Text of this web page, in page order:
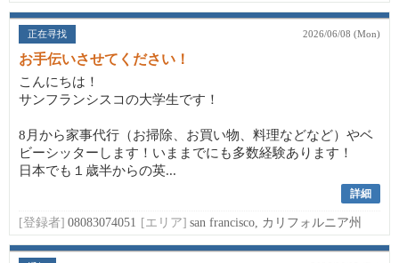
正在寻找 2026/06/08 (Mon)
お手伝いさせてください！
こんにちは！
サンフランシスコの大学生です！
8月から家事代行（お掃除、お買い物、料理などなど）やベ
ビーシッターします！いままでにも多数経験あります！
日本でも１歳半からの英...
詳細
[登録者] 08083074051 [エリア] san francisco, カリフォルニア州